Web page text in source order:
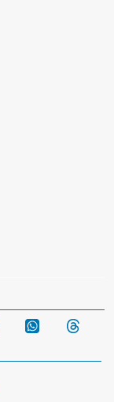
Telegram WhatsApp